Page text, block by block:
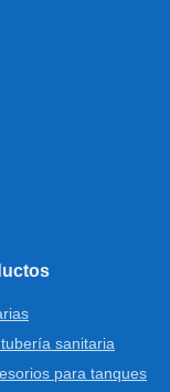
sanitaria
para tanques